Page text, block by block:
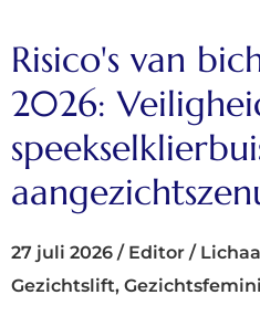
Risico's van
2026:
27 juli 2026 / Editor /
Gezichtslift,